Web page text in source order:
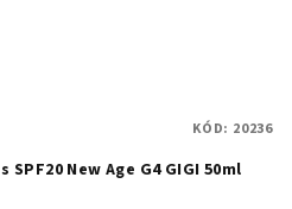
New Age G4 GIGI 50ml
KÓD: 20236